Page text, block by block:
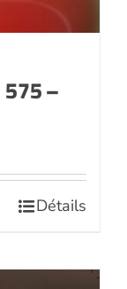
–
Détails